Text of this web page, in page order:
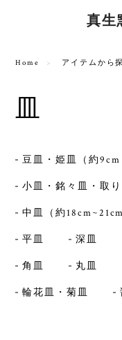
真生
Home アイテムから
皿
豆皿・姫皿（約9cm
小皿・銘々皿・取り
中皿（約18cm~21cm
平皿 深皿
角皿 丸皿
輪花皿・菊皿